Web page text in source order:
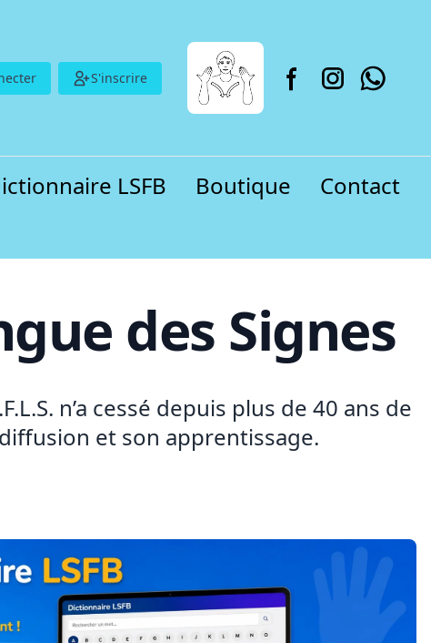
S'inscrire
LSFB Boutique Contact
des Signes
n’a cessé depuis plus de 40 ans de
et son apprentissage.